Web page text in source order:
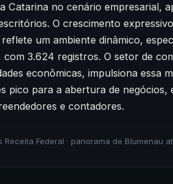
Catarina no cenário empresarial,
O crescimento
um ambiente dinâmico,
com 3.624 registros. O setor de
econômicas, impulsiona essa
pico para a abertura de
e contadores.
Receita Federal · panorama de Blumenau